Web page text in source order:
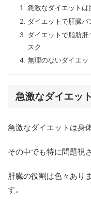
急激なダイエットは
ダイエットで肝臓パ
ダイエットで脂肪
スク
無理のないダイエッ
急激なダイエッ
急激なダイエットは身
その中でも特に問題視
肝臓の役割は色々あり
す。